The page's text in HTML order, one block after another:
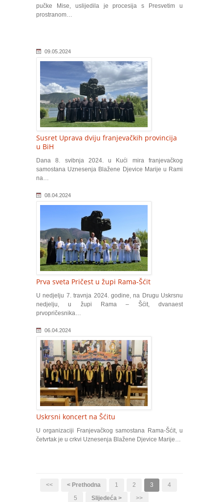
pučke Mise, uslijedila je procesija s Presvetim u
prostranom…
09.05.2024
Susret Uprava dviju franjevačkih provincija
u BiH
Dana 8. svibnja 2024. u Kući mira franjevačkog
samostana Uznesenja Blažene Djevice Marije u Rami
na…
08.04.2024
Prva sveta Pričest u župi Rama-Šćit
U nedjelju 7. travnja 2024. godine, na Drugu Uskrsnu
nedjelju, u župi Rama – Šćit, dvanaest
prvopričesnika…
06.04.2024
Uskrsni koncert na Šćitu
U organizaciji Franjevačkog samostana Rama-Šćit, u
četvrtak je u crkvi Uznesenja Blažene Djevice Marije…
<< < Prethodna 1 2 3
4
5
Slijedeća > >>